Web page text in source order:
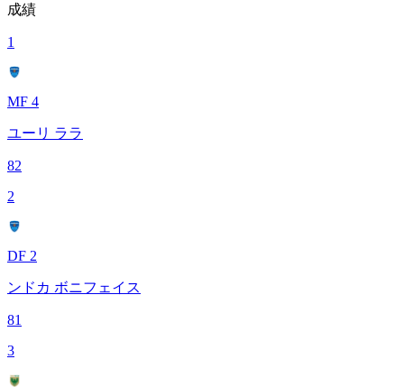
成績
1
MF 4
ユーリ ララ
82
2
DF 2
ンドカ ボニフェイス
81
3